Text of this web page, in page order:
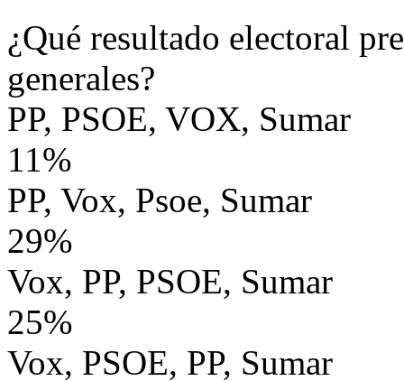
¿Qué resultado electoral
generales?
PP, PSOE, VOX, Sumar
11%
PP, Vox, Psoe, Sumar
29%
Vox, PP, PSOE, Sumar
25%
Vox, PSOE, PP, Sumar